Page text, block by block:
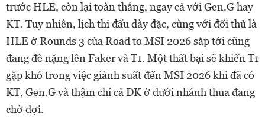
trước HLE, còn lại toàn thắng, ngay cả với Gen.G hay
KT. Tuy nhiên, lịch thi đấu dày đặc, cùng với đối thủ là
HLE ở Rounds 3 của Road to MSI 2026 sắp tới cũng
đang đè nặng lên Faker và T1. Một thất bại sẽ khiến T1
gặp khó trong việc giành suất đến MSI 2026 khi đã có
KT, Gen.G và thậm chí cả DK ở dưới nhánh thua đang
chờ đợi.